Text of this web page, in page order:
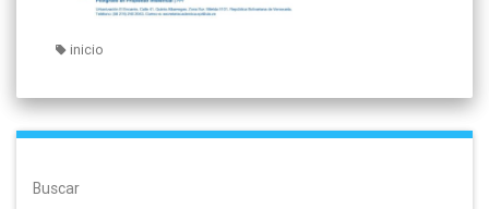
inicio
Buscar